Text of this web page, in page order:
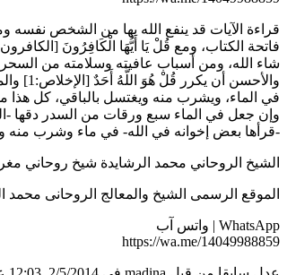
شاء الله، ومن أسباب عافيته وسلامته من
في الماء، ويشرب منه ويغتسل بالباقي، كل
وإن جعل في الماء سبع ورقات من السدر دقها -
-قرأها بعض إخوانه في الله- في ماء وشرب منه
الشيخ الروحاني محمد الرشايدة شيخ روحاني مغربي صادق
الموقع الرسمى الشيخ والمعالج الروحانى محمد الرشايدة
WhatsApp | واتس آب
https://wa.me/14049988859